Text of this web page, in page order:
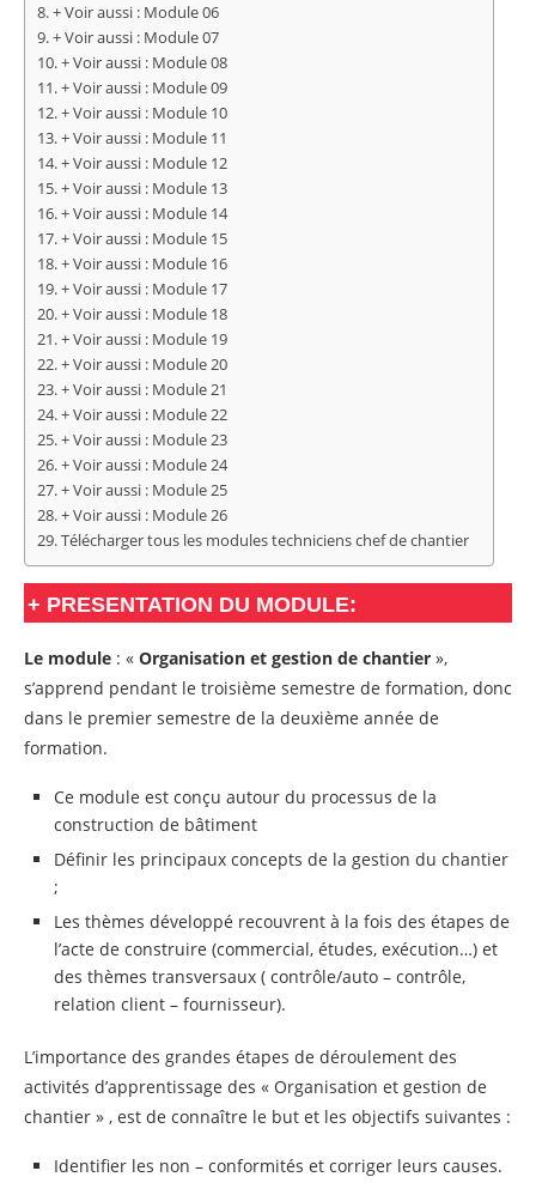
+ Voir aussi : Module 06
+ Voir aussi : Module 07
+ Voir aussi : Module 08
+ Voir aussi : Module 09
+ Voir aussi : Module 10
+ Voir aussi : Module 11
+ Voir aussi : Module 12
+ Voir aussi : Module 13
+ Voir aussi : Module 14
+ Voir aussi : Module 15
+ Voir aussi : Module 16
+ Voir aussi : Module 17
+ Voir aussi : Module 18
+ Voir aussi : Module 19
+ Voir aussi : Module 20
+ Voir aussi : Module 21
+ Voir aussi : Module 22
+ Voir aussi : Module 23
+ Voir aussi : Module 24
+ Voir aussi : Module 25
+ Voir aussi : Module 26
Télécharger tous les modules techniciens chef de chantier
+ PRESENTATION DU MODULE:
Le module : « Organisation et gestion de chantier »,
s’apprend pendant le troisième semestre de formation, donc
dans le premier semestre de la deuxième année de
formation.
Ce module est conçu autour du processus de la
construction de bâtiment
Définir les principaux concepts de la gestion du chantier
;
Les thèmes développé recouvrent à la fois des étapes de
l’acte de construire (commercial, études, exécution…) et
des thèmes transversaux ( contrôle/auto – contrôle,
relation client – fournisseur).
L’importance des grandes étapes de déroulement des
activités d’apprentissage des « Organisation et gestion de
chantier » , est de connaître le but et les objectifs suivantes :
Identifier les non – conformités et corriger leurs causes.